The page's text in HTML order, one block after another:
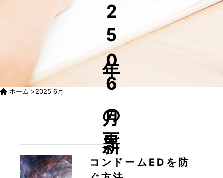
25年06月の更新
ホーム >2025 6月
コンドームEDを防